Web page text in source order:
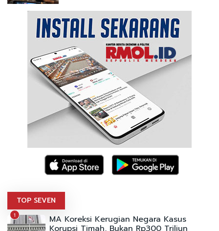
TOP SEVEN
1 MA Koreksi Kerugian Negara Kasus
Korupsi Timah, Bukan Rp300 Triliun